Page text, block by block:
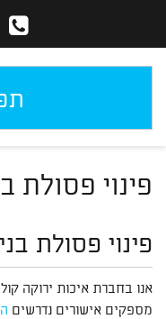
פינוי פסולת
פינוי פסולת
אנו בחברת איכות ירוקה
מספקים אישורים נדרשים